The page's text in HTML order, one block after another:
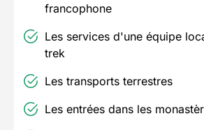
francophone
Les services d'une équipe
trek
Les transports terrestres
Les entrées dans les